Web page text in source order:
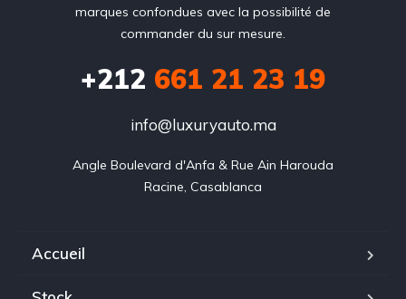
marques confondues avec la possibilité de
commander du sur mesure.
+212 ‭661 21 23 19‬
info@luxuryauto.ma
Angle Boulevard d'Anfa & Rue Ain Harouda
Racine, Casablanca
Accueil